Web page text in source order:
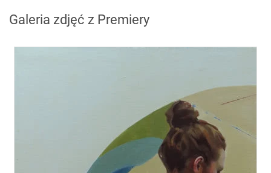
Galeria zdjęć z Premiery